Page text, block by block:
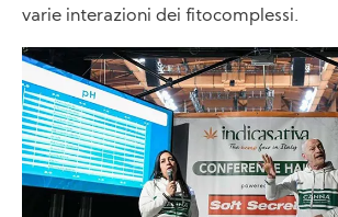
varie interazioni dei fitocomplessi.
Image